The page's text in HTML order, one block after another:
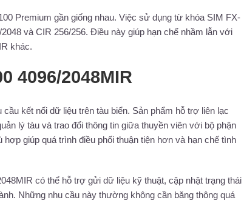
Premium gần giống nhau. Việc sử dụng từ khóa SIM FX-
và CIR 256/256. Điều này giúp hạn chế nhầm lẫn với
khác.
4096/2048MIR
kết nối dữ liệu trên tàu biển. Sản phẩm hỗ trợ liên lạc
lý tàu và trao đổi thông tin giữa thuyền viên với bộ phận
giúp quá trình điều phối thuận tiện hơn và hạn chế tình
có thể hỗ trợ gửi dữ liệu kỹ thuật, cập nhật trạng thái
Những nhu cầu này thường không cần băng thông quá